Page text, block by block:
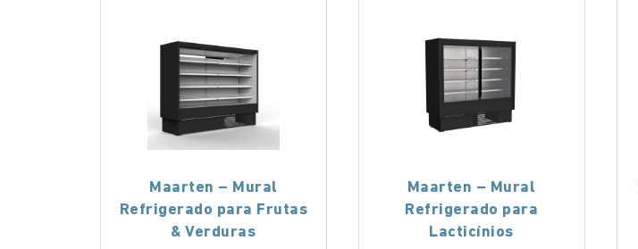
Maarten – Mural
Refrigerado para Frutas
& Verduras
Maarten – Mural
Refrigerado para
Lacticínios